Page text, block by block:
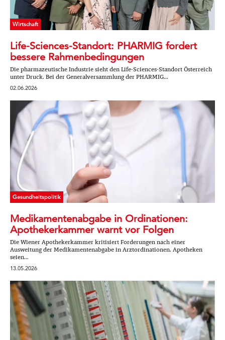
Wirtschaft
Life-Sciences-Standort: PHARMIG fordert
bessere Rahmenbedingungen
Die pharmazeutische Industrie sieht den Life-Sciences-Standort Österreich
unter Druck. Bei der Generalversammlung der PHARMIG...
02.06.2026
Gesundheitspolitik
Medikamentenabgabe in Ordinationen:
Apothekerkammer warnt vor Folgen
Die Wiener Apothekerkammer kritisiert Forderungen nach einer
Ausweitung der Medikamentenabgabe in Arztordinationen. Apotheken
seien...
13.05.2026